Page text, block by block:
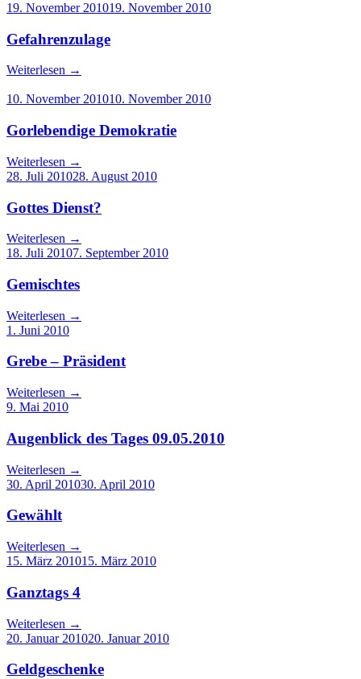
19. November 201019. November 2010
Gefahrenzulage
Weiterlesen →
10. November 201010. November 2010
Gorlebendige Demokratie
Weiterlesen →
28. Juli 201028. August 2010
Gottes Dienst?
Weiterlesen →
18. Juli 20107. September 2010
Gemischtes
Weiterlesen →
1. Juni 2010
Grebe – Präsident
Weiterlesen →
9. Mai 2010
Augenblick des Tages 09.05.2010
Weiterlesen →
30. April 201030. April 2010
Gewählt
Weiterlesen →
15. März 201015. März 2010
Ganztags 4
Weiterlesen →
20. Januar 201020. Januar 2010
Geldgeschenke